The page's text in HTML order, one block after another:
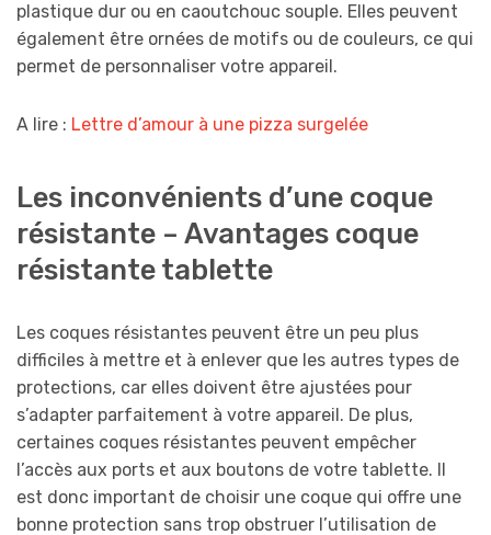
plastique dur ou en caoutchouc souple. Elles peuvent
également être ornées de motifs ou de couleurs, ce qui
permet de personnaliser votre appareil.
A lire : Lettre d’amour à une pizza surgelée
Les inconvénients d’une coque
résistante – Avantages coque
résistante tablette
Les coques résistantes peuvent être un peu plus
difficiles à mettre et à enlever que les autres types de
protections, car elles doivent être ajustées pour
s’adapter parfaitement à votre appareil. De plus,
certaines coques résistantes peuvent empêcher
l’accès aux ports et aux boutons de votre tablette. Il
est donc important de choisir une coque qui offre une
bonne protection sans trop obstruer l’utilisation de